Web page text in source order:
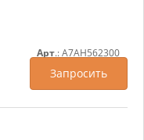
Арт.: A7AH562300
Запросить